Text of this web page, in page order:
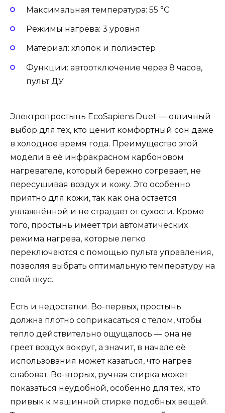
Максимальная температура: 55 °С
Режимы нагрева: 3 уровня
Материал: хлопок и полиэстер
Функции: автоотключение через 8 часов,
пульт ДУ
Электропростынь EcoSapiens Duet — отличный
выбор для тех, кто ценит комфортный сон даже
в холодное время года. Преимущество этой
модели в её инфракрасном карбоновом
нагревателе, который бережно согревает, не
пересушивая воздух и кожу. Это особенно
приятно для кожи, так как она остается
увлажнённой и не страдает от сухости. Кроме
того, простынь имеет три автоматических
режима нагрева, которые легко
переключаются с помощью пульта управления,
позволяя выбрать оптимальную температуру на
свой вкус.
Есть и недостатки. Во-первых, простынь
должна плотно соприкасаться с телом, чтобы
тепло действительно ощущалось — она не
греет воздух вокруг, а значит, в начале её
использования может казаться, что нагрев
слабоват. Во-вторых, ручная стирка может
показаться неудобной, особенно для тех, кто
привык к машинной стирке подобных вещей.